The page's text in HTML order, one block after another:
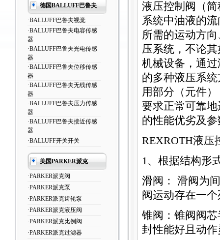
德国BALLUFF巴鲁夫
·BALLUFF巴鲁夫视觉
·BALLUFF巴鲁夫电容传感
器
·BALLUFF巴鲁夫光电传感
器
·BALLUFF巴鲁夫位移传感
器
·BALLUFF巴鲁夫无线传感
器
·BALLUFF巴鲁夫压力传感
器
·BALLUFF巴鲁夫接近传感
器
·BALLUFF开关开关
美国PARKER派克
·PARKER派克阀
·PARKER派克泵
·PARKER派克齿轮泵
·PARKER派克液压阀
·PARKER派克比例阀
·PARKER派克过滤器
液压控制阀（
系统中油液的
所需的运动方
压系统，不论
机械设备，通
的多种液压系
用部分（元件
要求正常可靠
的性能优劣及
REXROTH液压
1、根据结构形
滑阀： 滑阀为
阀运动存在一
锥阀：锥阀阀芯
封性能好且动